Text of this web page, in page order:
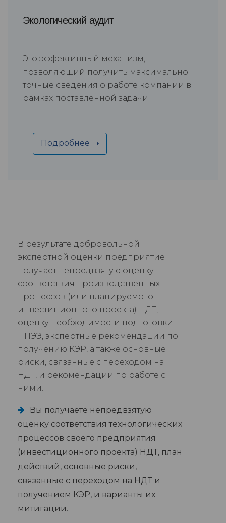
Экологический аудит
Это эффективный механизм,
позволяющий получить максимально
точные сведения о работе компании в
рамках поставленной задачи.
Подробнее
В результате добровольной
экспертной оценки предприятие
получает непредвзятую оценку
соответствия производственных
процессов (или планируемого
инвестиционного проекта) НДТ,
оценку необходимости подготовки
ППЭЭ, экспертные рекомендации по
получению КЭР, а также основные
риски, связанные с переходом на
НДТ, и рекомендации по работе с
ними.
Вы получаете непредвзятую
оценку соответствия технологических
процессов своего предприятия
(инвестиционного проекта) НДТ, план
действий, основные риски,
связанные с переходом на НДТ и
получением КЭР, и варианты их
митигации.